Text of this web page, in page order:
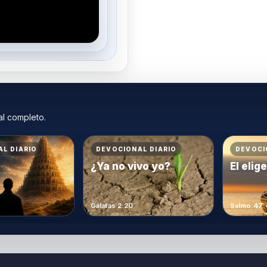
completo.
DIARIO DEVOCIONAL DIARIO
¿Ya no vivo yo?
Gálatas 2:20
Él
Salmo